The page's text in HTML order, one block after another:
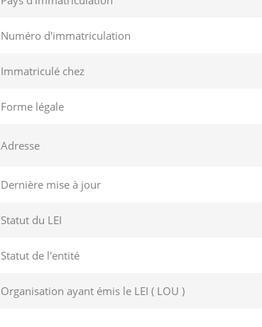
Numéro d'immatriculation
Immatriculé chez
Forme légale
Adresse
Dernière mise à jour
Statut du LEI
Statut de l'entité
Organisation ayant émis le LEI ( LOU )